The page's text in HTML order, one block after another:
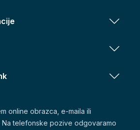
online obrazca, e-maila ili
telefonske pozive odgovaramo